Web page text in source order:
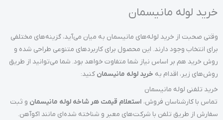
خرید لوله مانیسمان
وقتی صحبت از خرید لوله‌های مانیسمان به میان می‌آید، گزینه‌های مختلفی
برای انتخاب وجود دارند. این محصول برای کاربردهای متنوعی طراحی شده و
روش خرید هم بر اساس نیاز شما متفاوت خواهد بود. شما می‌توانید از طریق
روش‌های زیر، اقدام به خرید لوله مانیسمان کنید:
خرید تلفنی لوله مانیسمان
تماس با کارشناسان فروش، استعلام قیمت هر شاخه لوله مانیسمان و ثبت
سفارش از طریق تلفن با شرکت‌های معبر و شناخته شده‌ای مانند اکوآهن.